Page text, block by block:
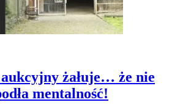
żałuje… że nie
mentalność!